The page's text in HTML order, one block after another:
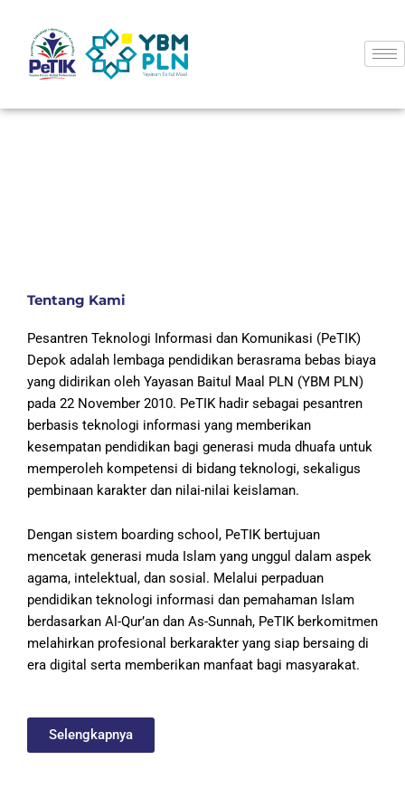
content
Tentang Kami
Pesantren Teknologi Informasi dan Komunikasi (PeTIK)
Depok adalah lembaga pendidikan berasrama bebas biaya
yang didirikan oleh Yayasan Baitul Maal PLN (YBM PLN)
pada 22 November 2010. PeTIK hadir sebagai pesantren
berbasis teknologi informasi yang memberikan
kesempatan pendidikan bagi generasi muda dhuafa untuk
memperoleh kompetensi di bidang teknologi, sekaligus
pembinaan karakter dan nilai-nilai keislaman.
Dengan sistem boarding school, PeTIK bertujuan
mencetak generasi muda Islam yang unggul dalam aspek
agama, intelektual, dan sosial. Melalui perpaduan
pendidikan teknologi informasi dan pemahaman Islam
berdasarkan Al-Qur’an dan As-Sunnah, PeTIK berkomitmen
melahirkan profesional berkarakter yang siap bersaing di
era digital serta memberikan manfaat bagi masyarakat.
Selengkapnya